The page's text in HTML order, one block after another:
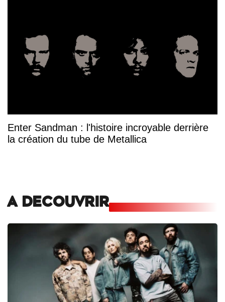
Enter Sandman : l'histoire incroyable derrière
la création du tube de Metallica
A DECOUVRIR